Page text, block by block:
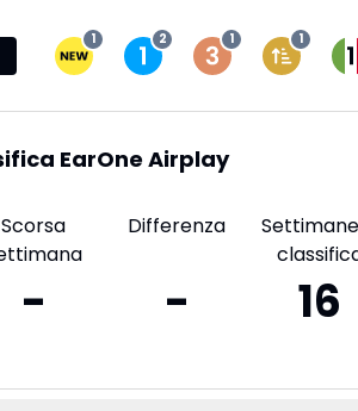
1 2 1 1
EarOne Airplay
Scorsa
-
Differenza
- 16